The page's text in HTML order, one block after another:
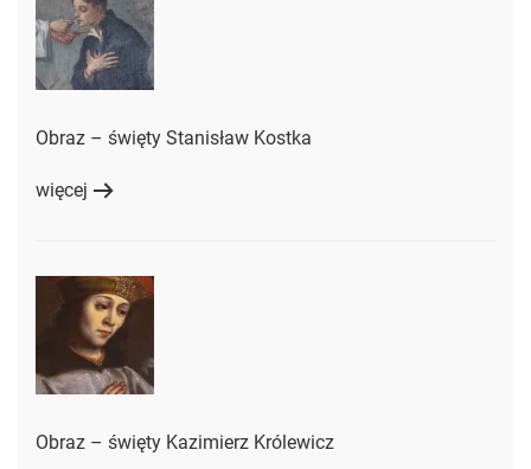
Obraz – święty Stanisław Kostka
więcej
Obraz – święty Kazimierz Królewicz